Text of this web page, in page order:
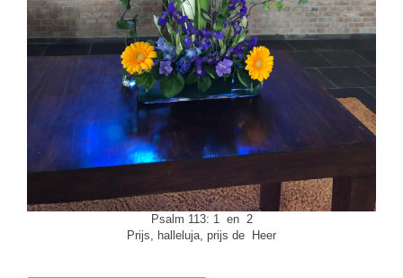
Psalm 113: 1 en 2
Prijs, halleluja, prijs de Heer